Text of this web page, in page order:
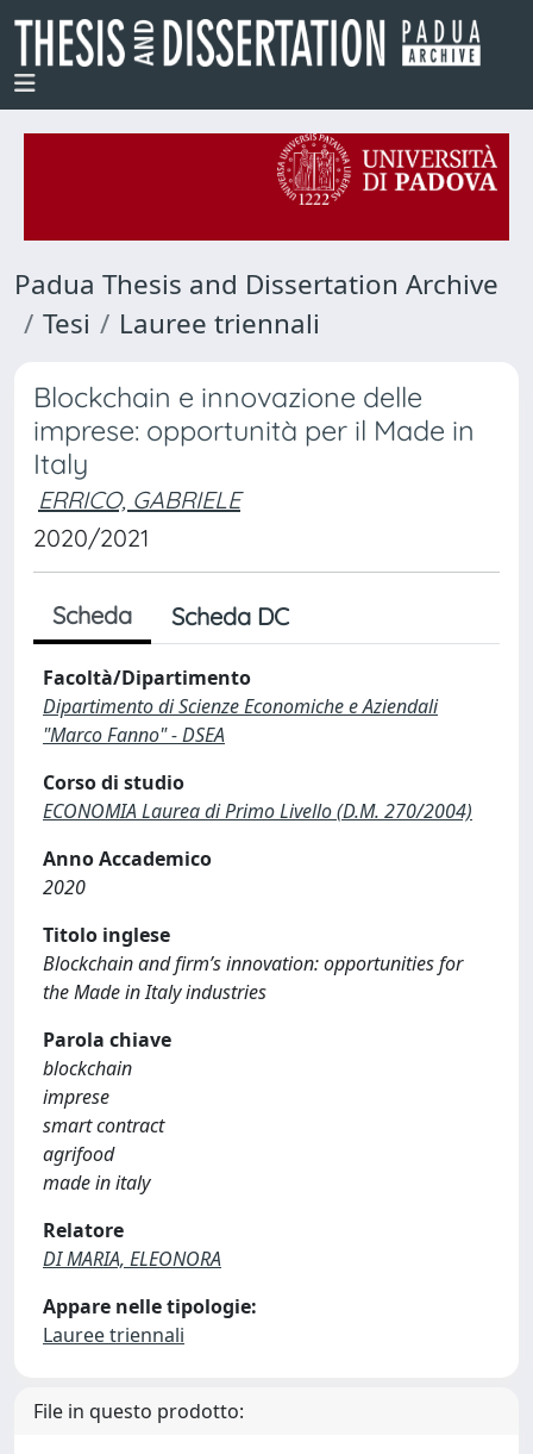
Padua Thesis and Dissertation Archive
Tesi
Lauree triennali
Blockchain e innovazione delle
imprese: opportunità per il Made in
Italy
ERRICO, GABRIELE
2020/2021
Scheda Scheda DC
Facoltà/Dipartimento
Dipartimento di Scienze Economiche e Aziendali
"Marco Fanno" - DSEA
Corso di studio
ECONOMIA Laurea di Primo Livello (D.M. 270/2004)
Anno Accademico
2020
Titolo inglese
Blockchain and firm’s innovation: opportunities for
the Made in Italy industries
Parola chiave
blockchain
imprese
smart contract
agrifood
made in italy
Relatore
DI MARIA, ELEONORA
Appare nelle tipologie:
Lauree triennali
File in questo prodotto: